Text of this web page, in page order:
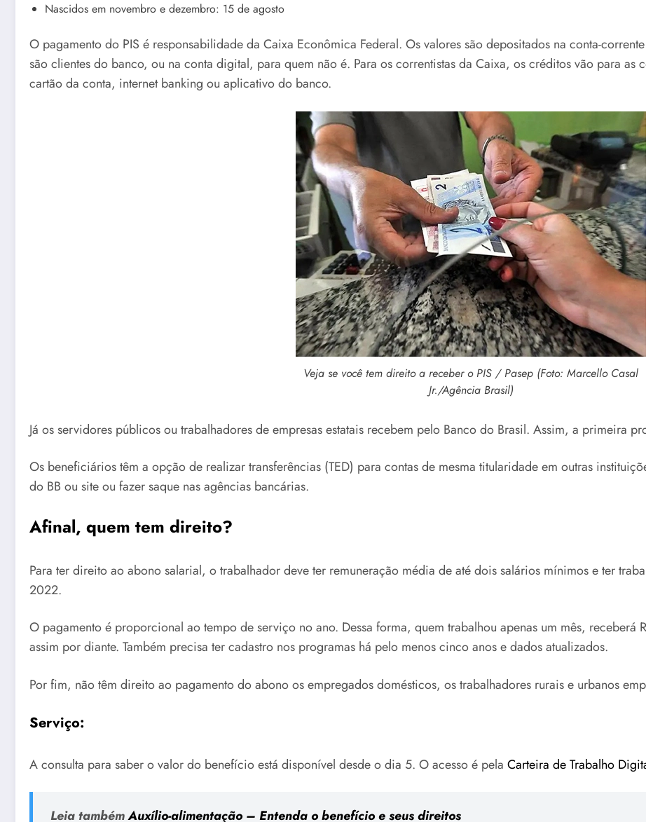
Nascidos em novembro e dezembro: 15 de agosto
O pagamento do PIS é responsabilidade da Caixa Econômica Federal. Os valores são depositados na conta-
são clientes do banco, ou na conta digital, para quem não é. Para os correntistas da Caixa, os créditos vão para as
cartão da conta, internet banking ou aplicativo do banco.
Veja se você tem direito a receber o PIS / Pasep (Foto: Marcello Casal
Jr./Agência Brasil)
Já os servidores públicos ou trabalhadores de empresas estatais recebem pelo Banco do Brasil. Assim, a primeira
Os beneficiários têm a opção de realizar transferências (TED) para contas de mesma titularidade em outras
do BB ou site ou fazer saque nas agências bancárias.
Afinal, quem tem direito?
Para ter direito ao abono salarial, o trabalhador deve ter remuneração média de até dois salários mínimos e ter
2022.
O pagamento é proporcional ao tempo de serviço no ano. Dessa forma, quem trabalhou apenas um mês, receberá
assim por diante. Também precisa ter cadastro nos programas há pelo menos cinco anos e dados atualizados.
Por fim, não têm direito ao pagamento do abono os empregados domésticos, os trabalhadores rurais e urbanos
Serviço:
A consulta para saber o valor do benefício está disponível desde o dia 5. O acesso é pela Carteira de Trabalho
Leia tambémAuxílio-alimentação – Entenda o benefício e seus direitos